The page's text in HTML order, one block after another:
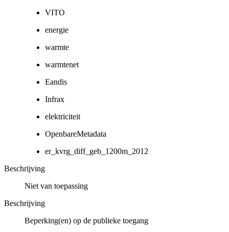
VITO
energie
warmte
warmtenet
Eandis
Infrax
elektriciteit
OpenbareMetadata
er_kvrg_diff_geb_1200m_2012
Beschrijving
Niet van toepassing
Beschrijving
Beperking(en) op de publieke toegang